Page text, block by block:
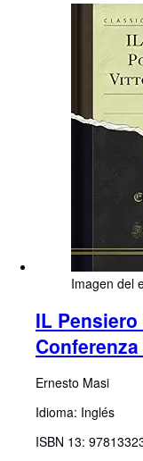
Imagen del
IL
Ernesto Masi
Idioma: Inglés
ISBN 13: